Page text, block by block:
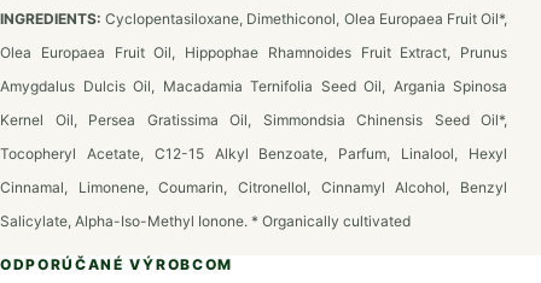
INGREDIENTS: Cyclopentasiloxane, Dimethiconol, Olea Europaea Fruit Oil*,
Olea Europaea Fruit Oil, Hippophae Rhamnoides Fruit Extract, Prunus
Amygdalus Dulcis Oil, Macadamia Ternifolia Seed Oil, Argania Spinosa
Kernel Oil, Persea Gratissima Oil, Simmondsia Chinensis Seed Oil*,
Tocopheryl Acetate, C12-15 Alkyl Βenzoate, Parfum, Linalool, Hexyl
Cinnamal, Limonene, Coumarin, Citronellol, Cinnamyl Alcohol, Benzyl
Salicylate, Alpha-Iso-Methyl Ionone. * Οrganically cultivated
ODPORÚČANÉ VÝROBCOM